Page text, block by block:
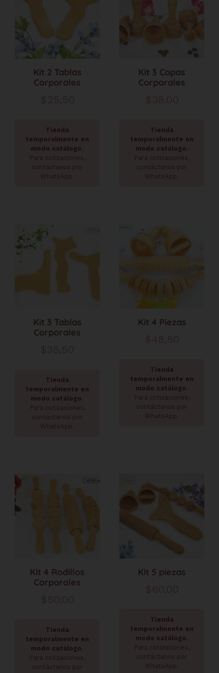
Kit 2 Tablas
Corporales
Tienda
temporalmente en
modo catálogo.
Para cotizaciones,
contáctanos por
WhatsApp.
Kit 3 Copas
Corporales
Tienda
temporalmente en
modo catálogo.
Para cotizaciones,
contáctanos por
WhatsApp.
Kit 3 Tablas
Corporales
Tienda
temporalmente en
modo catálogo.
Para cotizaciones,
contáctanos por
WhatsApp.
Kit 4 Piezas
Tienda
temporalmente en
modo catálogo.
Para cotizaciones,
contáctanos por
WhatsApp.
Kit 4 Rodillos
Corporales
Tienda
temporalmente en
modo catálogo.
Para cotizaciones,
contáctanos por
Kit 5 piezas
Tienda
temporalmente en
modo catálogo.
Para cotizaciones,
contáctanos por
WhatsApp.